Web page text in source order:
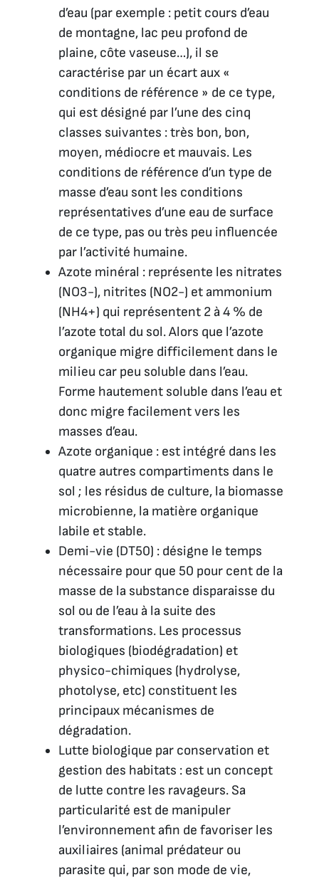
d’eau (par exemple : petit cours d’eau
de montagne, lac peu profond de
plaine, côte vaseuse…), il se
caractérise par un écart aux «
conditions de référence » de ce type,
qui est désigné par l’une des cinq
classes suivantes : très bon, bon,
moyen, médiocre et mauvais. Les
conditions de référence d’un type de
masse d’eau sont les conditions
représentatives d’une eau de surface
de ce type, pas ou très peu influencée
par l’activité humaine.
Azote minéral : représente les nitrates
(NO3-), nitrites (NO2-) et ammonium
(NH4+) qui représentent 2 à 4 % de
l’azote total du sol. Alors que l’azote
organique migre difficilement dans le
milieu car peu soluble dans l’eau.
Forme hautement soluble dans l’eau et
donc migre facilement vers les
masses d’eau.
Azote organique : est intégré dans les
quatre autres compartiments dans le
sol ; les résidus de culture, la biomasse
microbienne, la matière organique
labile et stable.
Demi-vie (DT50) : désigne le temps
nécessaire pour que 50 pour cent de la
masse de la substance disparaisse du
sol ou de l’eau à la suite des
transformations. Les processus
biologiques (biodégradation) et
physico-chimiques (hydrolyse,
photolyse, etc) constituent les
principaux mécanismes de
dégradation.
Lutte biologique par conservation et
gestion des habitats : est un concept
de lutte contre les ravageurs. Sa
particularité est de manipuler
l’environnement afin de favoriser les
auxiliaires (animal prédateur ou
parasite qui, par son mode de vie,